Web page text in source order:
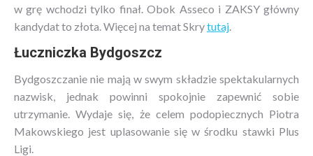
w grę wchodzi tylko finał. Obok Asseco i ZAKSY główny
kandydat to złota. Więcej na temat Skrytutaj.
Łuczniczka Bydgoszcz
Bydgoszczanie nie mają w swym składzie spektakularnych
nazwisk, jednak powinni spokojnie zapewnić sobie
utrzymanie. Wydaje się, że celem podopiecznych Piotra
Makowskiego jest uplasowanie się w środku stawki Plus
Ligi.